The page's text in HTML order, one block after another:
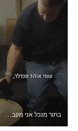
בתור מנכל אני מקבל מאות החלטות ביום, וה- Galaxy Z Fold8 Ultra עוזר לי לחתוך אותן מהר יותר_v